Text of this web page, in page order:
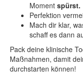
Moment spürst.
Perfektion
Mach dir klar,
schaff es dann
Pack deine klinische
Maßnahmen, damit
durchstarten können!